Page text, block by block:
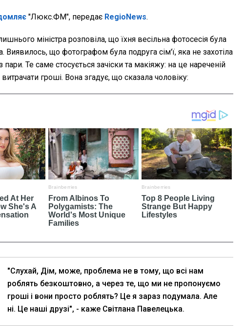
"Люкс.ФМ", передає RegioNews.
міністра розповіла, що їхня весільна фотосесія була
Виявилось, що фотографом була подруга сім'ї, яка не захотіла
пари. Те саме стосується зачіски та макіяжу: на це нареченій
гроші. Вона згадує, що сказала чоловіку:
"Слухай, Дім, може, проблема не в тому, що всі нам
роблять безкоштовно, а через те, що ми не пропонуємо
гроші і вони просто роблять? Це я зараз подумала. Але
ні. Це наші друзі", - каже Світлана Павелецька.